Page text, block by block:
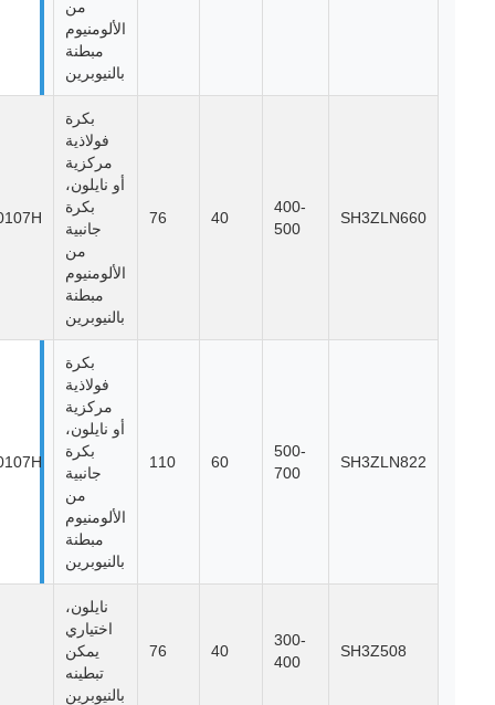
الألومنيوم
مبطنة
بالنيوبرين
SH3ZLN660
400-
500
بكرة
فولاذية
مركزية
أو نايلون،
بكرة
جانبية
الألومنيوم
مبطنة
بالنيوبرين
10107H
SH3ZLN822
500-
700
110
بكرة
فولاذية
مركزية
أو نايلون،
بكرة
جانبية
الألومنيوم
مبطنة
بالنيوبرين
10107H
SH3Z508
300-
400
نايلون،
اختياري
يمكن
تبطينه
بالنيوبرين